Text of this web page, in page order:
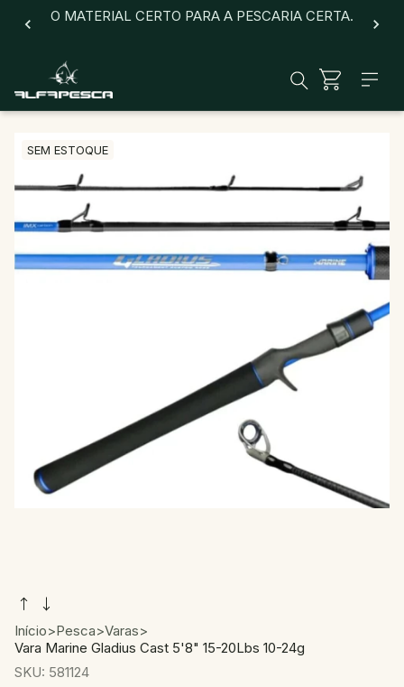
O MATERIAL CERTO PARA A PESCARIA CERTA.
SEM ESTOQUE
Início>Pesca>Varas>
Vara Marine Gladius Cast 5'8" 15-20Lbs 10-24g
SKU: 581124